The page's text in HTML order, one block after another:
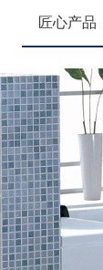
匠心产品